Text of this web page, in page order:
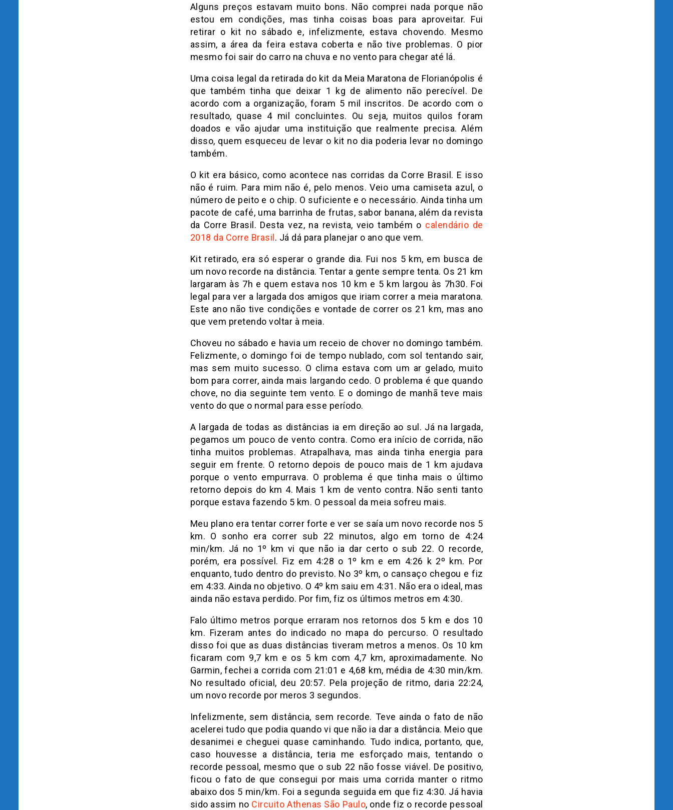
Alguns preços estavam muito bons. Não comprei nada porque não
estou em condições, mas tinha coisas boas para aproveitar. Fui
retirar o kit no sábado e, infelizmente, estava chovendo. Mesmo
assim, a área da feira estava coberta e não tive problemas. O pior
mesmo foi sair do carro na chuva e no vento para chegar até lá.
Uma coisa legal da retirada do kit da Meia Maratona de Florianópolis é
que também tinha que deixar 1 kg de alimento não perecível. De
acordo com a organização, foram 5 mil inscritos. De acordo com o
resultado, quase 4 mil concluintes. Ou seja, muitos quilos foram
doados e vão ajudar uma instituição que realmente precisa. Além
disso, quem esqueceu de levar o kit no dia poderia levar no domingo
também.
O kit era básico, como acontece nas corridas da Corre Brasil. E isso
não é ruim. Para mim não é, pelo menos. Veio uma camiseta azul, o
número de peito e o chip. O suficiente e o necessário. Ainda tinha um
pacote de café, uma barrinha de frutas, sabor banana, além da revista
da Corre Brasil. Desta vez, na revista, veio também o calendário de
2018 da Corre Brasil . Já dá para planejar o ano que vem.
Kit retirado, era só esperar o grande dia. Fui nos 5 km, em busca de
um novo recorde na distância. Tentar a gente sempre tenta. Os 21 km
largaram às 7h e quem estava nos 10 km e 5 km largou às 7h30. Foi
legal para ver a largada dos amigos que iriam correr a meia maratona.
Este ano não tive condições e vontade de correr os 21 km, mas ano
que vem pretendo voltar à meia.
Choveu no sábado e havia um receio de chover no domingo também.
Felizmente, o domingo foi de tempo nublado, com sol tentando sair,
mas sem muito sucesso. O clima estava com um ar gelado, muito
bom para correr, ainda mais largando cedo. O problema é que quando
chove, no dia seguinte tem vento. E o domingo de manhã teve mais
vento do que o normal para esse período.
A largada de todas as distâncias ia em direção ao sul. Já na largada,
pegamos um pouco de vento contra. Como era início de corrida, não
tinha muitos problemas. Atrapalhava, mas ainda tinha energia para
seguir em frente. O retorno depois de pouco mais de 1 km ajudava
porque o vento empurrava. O problema é que tinha mais o último
retorno depois do km 4. Mais 1 km de vento contra. Não senti tanto
porque estava fazendo 5 km. O pessoal da meia sofreu mais.
Meu plano era tentar correr forte e ver se saía um novo recorde nos 5
km. O sonho era correr sub 22 minutos, algo em torno de 4:24
min/km. Já no 1º km vi que não ia dar certo o sub 22. O recorde,
porém, era possível. Fiz em 4:28 o 1º km e em 4:26 k 2º km. Por
enquanto, tudo dentro do previsto. No 3º km, o cansaço chegou e fiz
em 4:33. Ainda no objetivo. O 4º km saiu em 4:31. Não era o ideal, mas
ainda não estava perdido. Por fim, fiz os últimos metros em 4:30.
Falo último metros porque erraram nos retornos dos 5 km e dos 10
km. Fizeram antes do indicado no mapa do percurso. O resultado
disso foi que as duas distâncias tiveram metros a menos. Os 10 km
ficaram com 9,7 km e os 5 km com 4,7 km, aproximadamente. No
Garmin, fechei a corrida com 21:01 e 4,68 km, média de 4:30 min/km.
No resultado oficial, deu 20:57. Pela projeção de ritmo, daria 22:24,
um novo recorde por meros 3 segundos.
Infelizmente, sem distância, sem recorde. Teve ainda o fato de não
acelerei tudo que podia quando vi que não ia dar a distância. Meio que
desanimei e cheguei quase caminhando. Tudo indica, portanto, que,
caso houvesse a distância, teria me esforçado mais, tentando o
recorde pessoal, mesmo que o sub 22 não fosse viável. De positivo,
ficou o fato de que consegui por mais uma corrida manter o ritmo
abaixo dos 5 min/km. Foi a segunda seguida em que fiz 4:30. Já havia
sido assim no Circuito Athenas São Paulo, onde fiz o recorde pessoal